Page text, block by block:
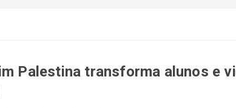
Palestina transforma alunos e